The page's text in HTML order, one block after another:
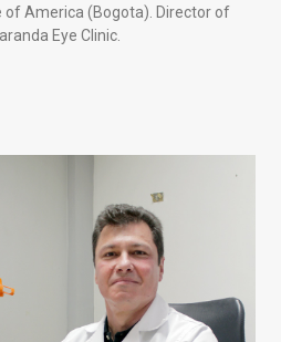
of America (Bogota). Director of
Eye Clinic.